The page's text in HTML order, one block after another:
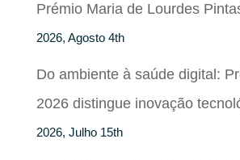
Prémio Maria de Lourdes
2026, Agosto 4th
Do ambiente à saúde digital:
2026 distingue inovação
2026, Julho 15th